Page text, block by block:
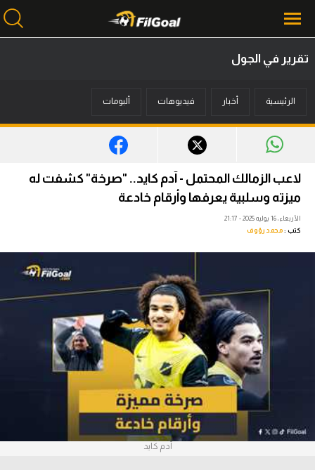
أخبار
ميركاتو
فانتازي في الجول
مسابقة التوقعات
آراء حرة
ركن الألعاب
بطولات
أمريكا 2026
تقرير في الجول
الرئيسية أخبار فيديوهات ألبومات
لاعب الزمالك المحتمل - آدم كايد.. "صرخة" كشفت له
ميزته وسلبية يعرفها وأرقام خادعة
الأربعاء، 16 يوليه 2025 - 21:17
كتب :محمد رؤوف
آدم كايد